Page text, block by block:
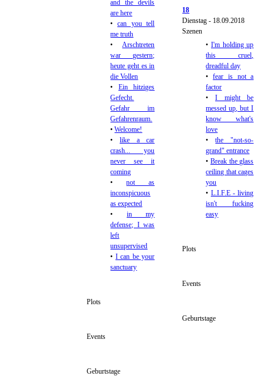
and the devils
are here
•can you tell
me truth
• Arschtreten
war gestern;
heute geht es in
die Vollen
• Ein hitziges
Gefecht.
Gefahr im
Gefahrenraum.
•Welcome!
•like a car
crash... you
never see it
coming
•not as
inconspicuous
as expected
• in my
defense; I was
left
unsupervised
• I can be your
sanctuary
Plots
Events
Geburtstage
18
Dienstag - 18.09.2018
Szenen
•I'm holding up
this cruel,
dreadful day
•fear is not a
factor
•I might be
messed up, but I
know what's
love
•the "not-so-
grand" entrance
•Break the glass
ceiling that cages
you
• L.I.F.E - living
isn't fucking
easy
Plots
Events
Geburtstage